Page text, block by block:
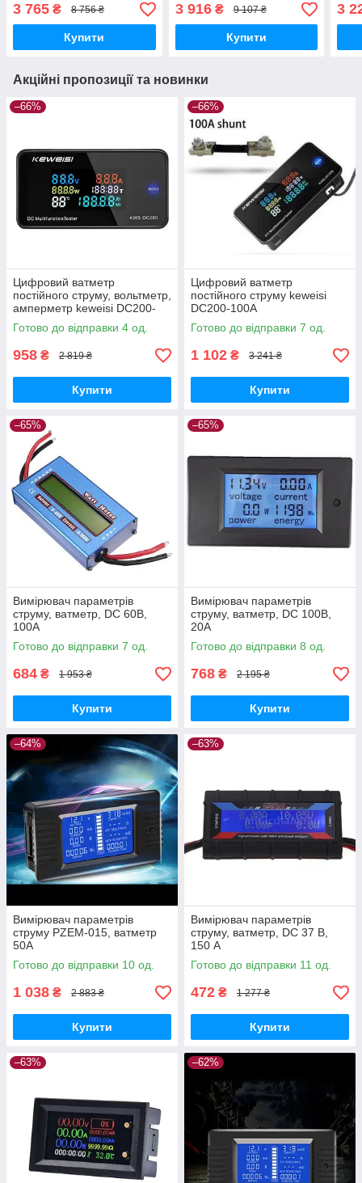
3 765 ₴ 8 756 ₴
Купити
3 916₴ 9 107 ₴
Купити
3
Акційні пропозиції та новинки
–66%
Цифровий ватметр
постійного струму, вольтметр,
амперметр keweisi DC200-
50A
Готово до відправки 4 од.
958 ₴ 2 819 ₴
Купити
–66%
Цифровий ватметр
постійного струму keweisi
DC200-100A
Готово до відправки 7 од.
1 102 ₴ 3 241 ₴
Купити
–65%
Вимірювач параметрів
струму, ватметр, DC 60В,
100А
Готово до відправки 7 од.
684 ₴ 1 953 ₴
Купити
–65%
Вимірювач параметрів
струму, ватметр, DC 100В,
20А
Готово до відправки 8 од.
768 ₴ 2 195 ₴
Купити
–64%
Вимірювач параметрів
струму PZEM-015, ватметр
50А
Готово до відправки 10 од.
1 038 ₴ 2 883 ₴
Купити
–63%
Вимірювач параметрів
струму, ватметр, DC 37 В,
150 А
Готово до відправки 11 од.
472 ₴ 1 277 ₴
Купити
–63% –62%